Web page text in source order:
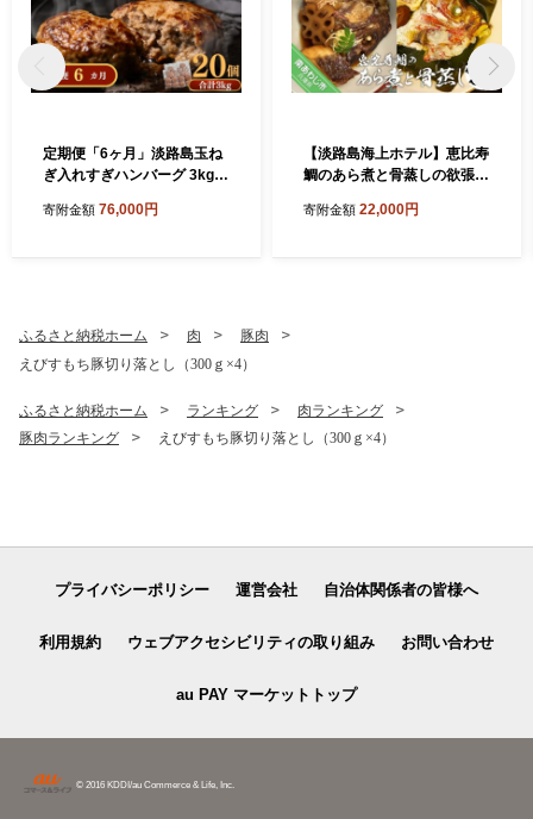
定期便「6ヶ月」淡路島玉ね
ぎ入れすぎハンバーグ 3kg
寄附金額 76,000円
【淡路島海上ホテル】恵比寿
鯛のあら煮と骨蒸しの欲張り
寄附金額 22,000円
ふるさと納税ホーム 肉
豚肉
えびすもち豚切り落とし（300ｇ×4）
ふるさと納税ホーム ランキング
肉ランキング
豚肉ランキング
えびすもち豚切り落とし（300ｇ×4）
プライバシーポリシー 運営会社 自治体関係者の皆様へ
利用規約 ウェブアクセシビリティの取り組み お問い合わせ
au PAY マーケットトップ
© 2016 KDDI/au Commerce & Life, Inc.